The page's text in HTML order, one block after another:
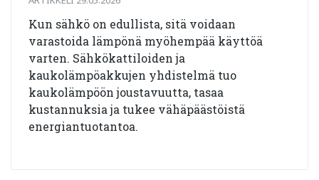
Kun sähkö on edullista, sitä voidaan
varastoida lämpönä myöhempää käyttöä
varten. Sähkökattiloiden ja
kaukolämpöakkujen yhdistelmä tuo
kaukolämpöön joustavuutta, tasaa
kustannuksia ja tukee vähäpäästöistä
energiantuotantoa.